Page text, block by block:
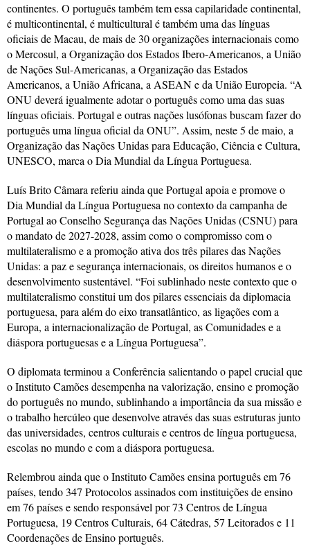
continentes. O português também tem essa capilaridade continental,
é multicontinental, é multicultural é também uma das línguas
oficiais de Macau, de mais de 30 organizações internacionais como
o Mercosul, a Organização dos Estados Ibero-Americanos, a União
de Nações Sul-Americanas, a Organização das Estados
Americanos, a União Africana, a ASEAN e da União Europeia. “A
ONU deverá igualmente adotar o português como uma das suas
línguas oficiais. Portugal e outras nações lusófonas buscam fazer do
português uma língua oficial da ONU”. Assim, neste 5 de maio, a
Organização das Nações Unidas para Educação, Ciência e Cultura,
UNESCO, marca o Dia Mundial da Língua Portuguesa.
Luís Brito Câmara referiu ainda que Portugal apoia e promove o
Dia Mundial da Língua Portuguesa no contexto da campanha de
Portugal ao Conselho Segurança das Nações Unidas (CSNU) para
o mandato de 2027-2028, assim como o compromisso com o
multilateralismo e a promoção ativa dos três pilares das Nações
Unidas: a paz e segurança internacionais, os direitos humanos e o
desenvolvimento sustentável. “Foi sublinhado neste contexto que o
multilateralismo constitui um dos pilares essenciais da diplomacia
portuguesa, para além do eixo transatlântico, as ligações com a
Europa, a internacionalização de Portugal, as Comunidades e a
diáspora portuguesas e a Língua Portuguesa”.
O diplomata terminou a Conferência salientando o papel crucial que
o Instituto Camões desempenha na valorização, ensino e promoção
do português no mundo, sublinhando a importância da sua missão e
o trabalho hercúleo que desenvolve através das suas estruturas junto
das universidades, centros culturais e centros de língua portuguesa,
escolas no mundo e com a diáspora portuguesa.
Relembrou ainda que o Instituto Camões ensina português em 76
países, tendo 347 Protocolos assinados com instituições de ensino
em 76 países e sendo responsável por 73 Centros de Língua
Portuguesa, 19 Centros Culturais, 64 Cátedras, 57 Leitorados e 11
Coordenações de Ensino português.